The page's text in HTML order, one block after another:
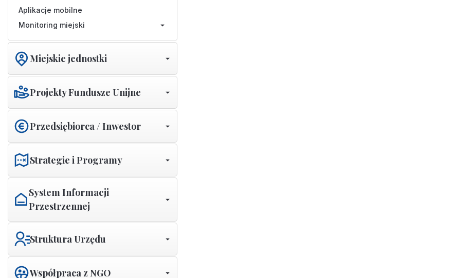
Aplikacje mobilne
Monitoring miejski
Miejskie jednostki
Projekty Fundusze Unijne
Przedsiębiorca / Inwestor
Strategie i Programy
System Informacji
Przestrzennej
Struktura Urzędu
Współpraca z NGO